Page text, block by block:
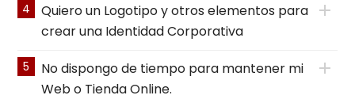
4
Quiero un Logotipo y otros elementos para
crear una Identidad Corporativa
5
No dispongo de tiempo para mantener mi
Web o Tienda Online.